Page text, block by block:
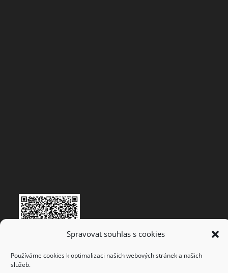
Spravovat souhlas s cookies
Používáme cookies k optimalizaci našich webových stránek a našich
služeb.